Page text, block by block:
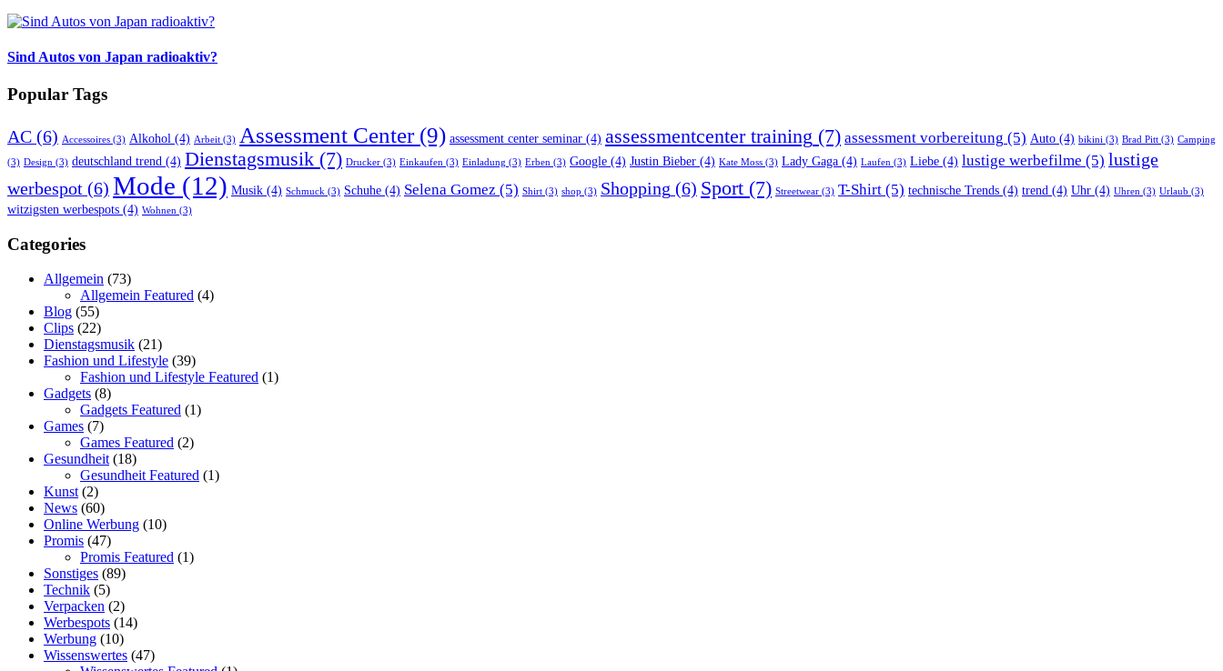
Sind Autos von Japan radioaktiv?
Popular Tags
AC (6) Accessoires (3) Alkohol (4) Arbeit (3) Assessment Center(9) assessment center seminar (4) assessmentcenter training (7) assessment vorbereitung (5) Auto (4) bikini (3) Brad Pitt (3) Camping
(3) Design (3) deutschland trend (4) Dienstagsmusik (7) Drucker (3) Einkaufen (3) Einladung (3) Erben (3) Google (4) Justin Bieber (4) Kate Moss (3) Lady Gaga (4) Laufen (3) Liebe (4) lustige werbefilme (5) lustige
werbespot (6) Mode (12) Musik (4) Schmuck (3) Schuhe (4) Selena Gomez (5) Shirt (3) shop (3) Shopping (6) Sport (7) Streetwear (3) T-Shirt (5) technische Trends (4) trend (4) Uhr (4) Uhren (3) Urlaub (3)
witzigsten werbespots (4) Wohnen (3)
Categories
Allgemein (73)
Allgemein Featured (4)
Blog (55)
Clips (22)
Dienstagsmusik (21)
Fashion und Lifestyle (39)
Fashion und Lifestyle Featured (1)
Gadgets (8)
Gadgets Featured (1)
Games (7)
Games Featured (2)
Gesundheit(18)
Gesundheit Featured (1)
Kunst(2)
News (60)
Online Werbung (10)
Promis (47)
Promis Featured (1)
Sonstiges (89)
Technik (5)
Verpacken (2)
Werbespots (14)
Werbung (10)
Wissenswertes (47)